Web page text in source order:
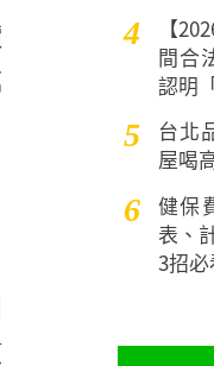
4
【
間合
認明
5
台北
屋喝
6
健保
表、
3招必